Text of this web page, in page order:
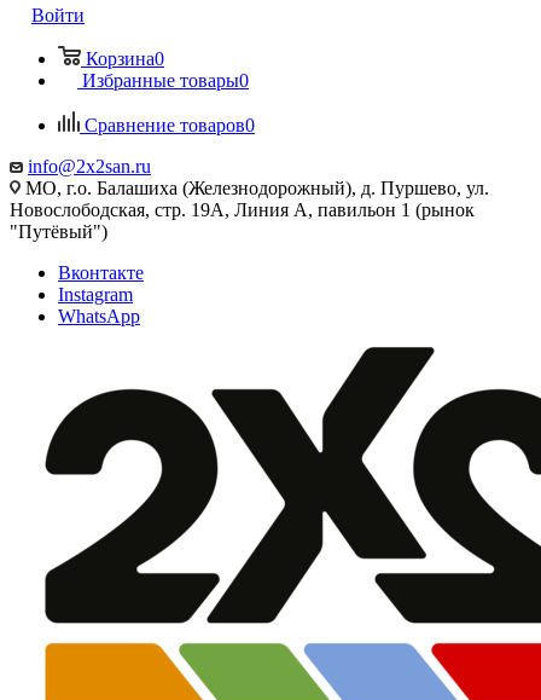
Войти
Корзина0
Избранные товары0
Сравнение товаров0
info@2x2san.ru
МО, г.о. Балашиха (Железнодорожный), д. Пуршево, ул.
Новослободская, стр. 19А, Линия А, павильон 1 (рынок
"Путёвый")
Вконтакте
Instagram
WhatsApp